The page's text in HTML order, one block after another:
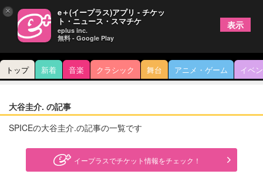
トップ 新着 音楽 クラシック 舞台 アニメ・ゲーム イベ
大谷圭介. の記事
SPICEの大谷圭介.の記事の一覧です
イープラスでチケット情報をチェック！
× e＋(イープラス)アプリ - チケッ
ト・ニュース・スマチケ
eplus inc.
無料 - Google Play
表示